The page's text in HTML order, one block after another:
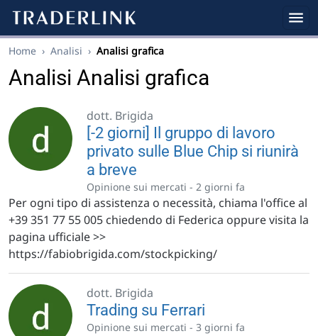
Home › Analisi › Analisi grafica
Analisi Analisi grafica
dott. Brigida
[-2 giorni] Il gruppo di lavoro
privato sulle Blue Chip si riunirà
a breve
Opinione sui mercati - 2 giorni fa
Per ogni tipo di assistenza o necessità, chiama l'office al
+39 351 77 55 005 chiedendo di Federica oppure visita la
pagina ufficiale >>
https://fabiobrigida.com/stockpicking/
dott. Brigida
Trading su Ferrari
Opinione sui mercati - 3 giorni fa